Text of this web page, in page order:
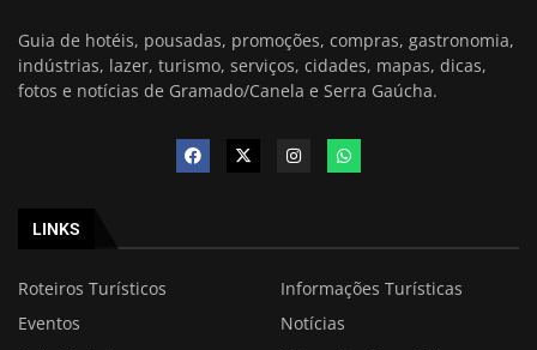
Guia de hotéis, pousadas, promoções, compras, gastronomia,
indústrias, lazer, turismo, serviços, cidades, mapas, dicas,
fotos e notícias de Gramado/Canela e Serra Gaúcha.
LINKS
Roteiros Turísticos
Informações Turísticas
Eventos
Notícias